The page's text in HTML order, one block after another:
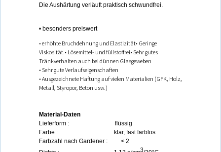
Die Aushärtung verläuft praktisch schwundfrei.
• besonders preiswert
• erhöhte Bruchdehnung und Elastizität• Geringe
Viskosität.• Lösemittel- und füllstoffrei• Sehr gutes
Tränkverhalten auch bei dünnen Glasgeweben
• Sehr gute Verlaufseigenschaften
• Ausgezeichnete Haftung auf vielen Materialien (GFK, Holz,
Metall, Styropor, Beton usw.)
Material-Daten
Lieferform : flüssig
Farbe : klar, fast farblos
Farbzahl nach Gardener : < 2
3